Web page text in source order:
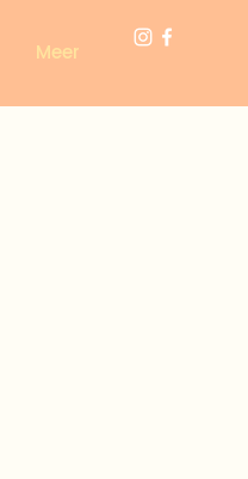
Meer